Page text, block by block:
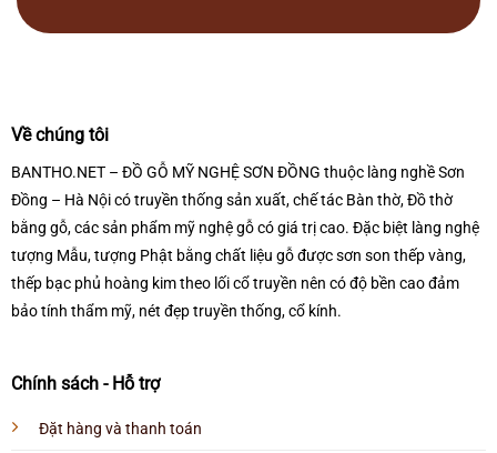
Về chúng tôi
BANTHO.NET – ĐỒ GỖ MỸ NGHỆ SƠN ĐỒNG thuộc làng nghề Sơn
Đồng – Hà Nội có truyền thống sản xuất, chế tác Bàn thờ, Đồ thờ
bằng gỗ, các sản phẩm mỹ nghệ gỗ có giá trị cao. Đặc biệt làng nghệ
tượng Mẫu, tượng Phật bằng chất liệu gỗ được sơn son thếp vàng,
thếp bạc phủ hoàng kim theo lối cổ truyền nên có độ bền cao đảm
bảo tính thẩm mỹ, nét đẹp truyền thống, cổ kính.
Chính sách - Hỗ trợ
Đặt hàng và thanh toán